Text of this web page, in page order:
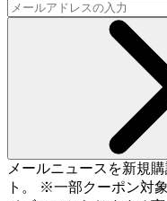
メールニュースを新規
ト。 ※一部クーポン対